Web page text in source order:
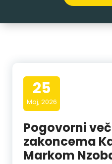
25
Maj, 2026
Pogovorni
zakoncema
Markom